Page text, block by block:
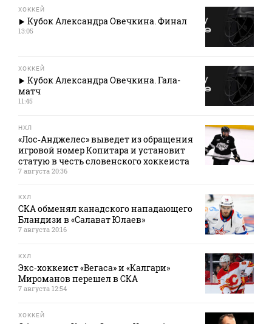
ХОККЕЙ
Кубок Александра Овечкина. Финал
13:05
ХОККЕЙ
Кубок Александра Овечкина. Гала-
матч
11:45
НХЛ
«Лос‑Анджелес» выведет из обращения
игровой номер Копитара и установит
статую в честь словенского хоккеиста
7 августа 20:36
КХЛ
СКА обменял канадского нападающего
Бландизи в «Салават Юлаев»
7 августа 20:16
КХЛ
Экс‑хоккеист «Вегаса» и «Калгари»
Мироманов перешел в СКА
7 августа 12:54
ХОККЕЙ